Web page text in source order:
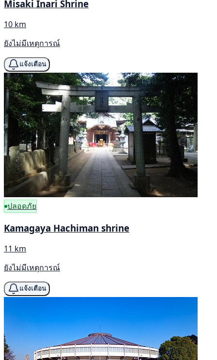
Misaki Inari Shrine
10 km
ยังไม่มีเหตุการณ์
แจ้งเตือน
ปลอดภัย
Kamagaya Hachiman shrine
11 km
ยังไม่มีเหตุการณ์
แจ้งเตือน